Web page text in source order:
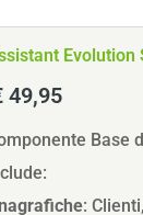
Evolution
49,95
Base
: